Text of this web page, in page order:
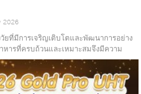
2026
ยที่มีการเจริญเติบโตและพัฒนาการอย่าง
หารที่ครบถ้วนและเหมาะสมจึงมีความ
สารอาหารที่ช่วยบำรุงสมอง เช่น โอเมก้า